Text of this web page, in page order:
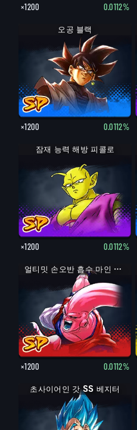
×1200 0.0112%
오공 블랙
×1200 0.0112%
잠재 능력 해방 피콜로
×1200 0.0112%
얼티밋 손오반 흡수 마인 부우
×1200 0.0112%
초사이어인 베지터
초사이어인 갓 SS 베지터